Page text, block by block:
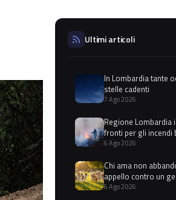
Ultimi articoli
In Lombardia tante
stelle cadenti
7 Ago 2026
Regione Lombardia
fronti per gli incendi
6 Ago 2026
Chi ama non
appello contro un
6 Ago 2026